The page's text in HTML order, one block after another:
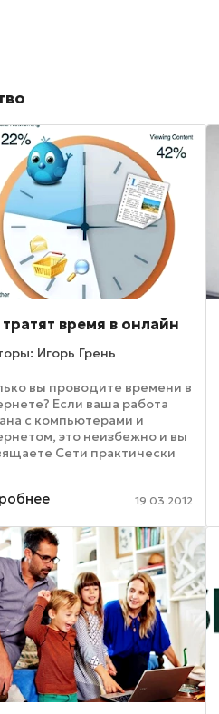
время в онлайн
Игорь Грень
вы проводите времени в
Если ваша работа
с компьютерами и
это неизбежно и вы
Сети практически
вы когда-нибудь
19.03.2012